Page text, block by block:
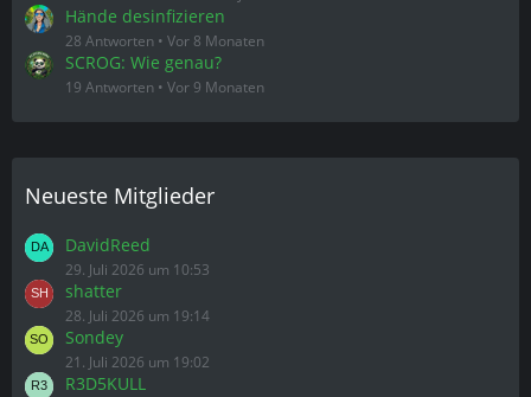
Hände desinfizieren
28 Antworten Vor 8 Monaten
SCROG: Wie genau?
19 Antworten Vor 9 Monaten
Neueste Mitglieder
DavidReed
29. Juli 2026 um 10:53
shatter
28. Juli 2026 um 19:14
Sondey
21. Juli 2026 um 19:02
R3D5KULL